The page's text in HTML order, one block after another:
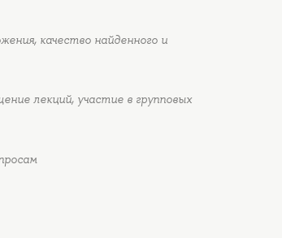
качество найденного и
лекций, участие в групповых